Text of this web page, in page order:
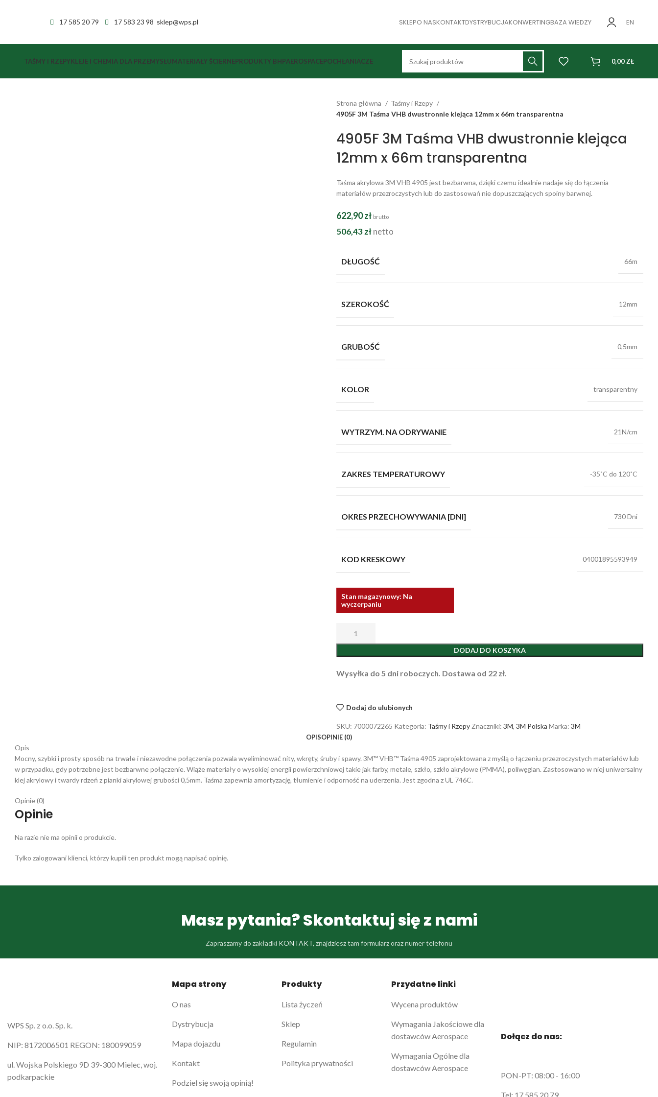
17 585 20 79 17 583 23 98 sklep@wps.pl SKLEPO NASKONTAKTDYSTRYBUCJAKONWERTINGBAZA WIEDZY EN
TAŚMY I RZEPYKLEJE I CHEMIA DLA PRZEMYSŁUMATERIAŁY ŚCIERNEPRODUKTY BHPAEROSPACEPOCHŁANIACZE 0,00 ZŁ
Strona główna
Taśmy i Rzepy
4905F 3M Taśma VHB dwustronnie klejąca 12mm x 66m transparentna
4905F 3M Taśma VHB dwustronnie klejąca
12mm x 66m transparentna
Taśma akrylowa 3M VHB 4905 jest bezbarwna, dzięki czemu idealnie nadaje się do łączenia
materiałów przezroczystych lub do zastosowań nie dopuszczających spoiny barwnej.
622,90zł brutto
506,43złnetto
DŁUGOŚĆ 66m
SZEROKOŚĆ 12mm
GRUBOŚĆ 0,5mm
KOLOR transparentny
WYTRZYM. NA ODRYWANIE 21N/cm
ZAKRES TEMPERATUROWY -35˚C do 120˚C
OKRES PRZECHOWYWANIA [DNI] 730 Dni
KOD KRESKOWY 04001895593949
Stan magazynowy: Na
wyczerpaniu
DODAJ DO KOSZYKA
Wysyłka do 5 dni roboczych. Dostawa od 22 zł.
Dodaj do ulubionych
SKU: 7000072265 Kategoria: Taśmy i Rzepy Znaczniki: 3M, 3M Polska Marka: 3M
OPISOPINIE (0)
Opis
Mocny, szybki i prosty sposób na trwałe i niezawodne połączenia pozwala wyeliminować nity, wkręty, śruby i spawy. 3M™ VHB™ Taśma 4905 zaprojektowana z myślą o łączeniu przezroczystych materiałów lub
w przypadku, gdy potrzebne jest bezbarwne połączenie. Wiąże materiały o wysokiej energii powierzchniowej takie jak farby, metale, szkło, szkło akrylowe (PMMA), poliwęglan. Zastosowano w niej uniwersalny
klej akrylowy i twardy rdzeń z pianki akrylowej grubości 0,5mm. Taśma zapewnia amortyzację, tłumienie i odporność na uderzenia. Jest zgodna z UL 746C.
Opinie (0)
Opinie
Na razie nie ma opinii o produkcie.
Tylko zalogowani klienci, którzy kupili ten produkt mogą napisać opinię.
Masz pytania? Skontaktuj się z nami
Zapraszamy do zakładki KONTAKT, znajdziesz tam formularz oraz numer telefonu
WPS Sp. z o.o. Sp. k.
NIP: 8172006501 REGON: 180099059
ul. Wojska Polskiego 9D 39-300 Mielec, woj.
podkarpackie
Mapa strony
O nas
Dystrybucja
Mapa dojazdu
Kontakt
Podziel się swoją opinią!
Produkty
Lista życzeń
Sklep
Regulamin
Polityka prywatności
Przydatne linki
Wycena produktów
Wymagania Jakościowe dla
dostawców Aerospace
Wymagania Ogólne dla
dostawców Aerospace
Dołącz do nas:
PON-PT: 08:00 - 16:00
Tel: 17 585 20 79